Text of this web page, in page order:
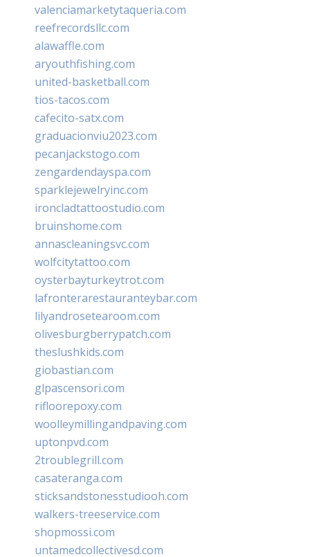
valenciamarketytaqueria.com
reefrecordsllc.com
alawaffle.com
aryouthfishing.com
united-basketball.com
tios-tacos.com
cafecito-satx.com
graduacionviu2023.com
pecanjackstogo.com
zengardendayspa.com
sparklejewelryinc.com
ironcladtattoostudio.com
bruinshome.com
annascleaningsvc.com
wolfcitytattoo.com
oysterbayturkeytrot.com
lafronterarestauranteybar.com
lilyandrosetearoom.com
olivesburgberrypatch.com
theslushkids.com
giobastian.com
glpascensori.com
rifloorepoxy.com
woolleymillingandpaving.com
uptonpvd.com
2troublegrill.com
casateranga.com
sticksandstonesstudiooh.com
walkers-treeservice.com
shopmossi.com
untamedcollectivesd.com